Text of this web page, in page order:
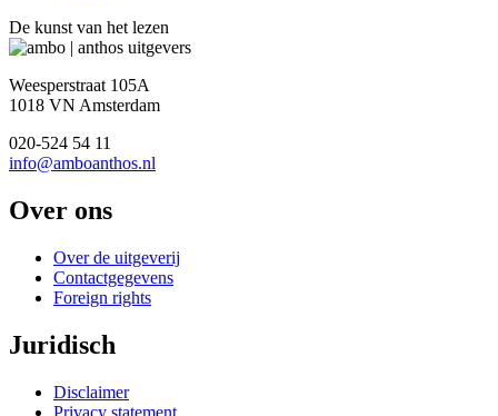
De kunst van het lezen
Weesperstraat 105A
1018 VN Amsterdam
020-524 54 11
info@amboanthos.nl
Over ons
Over de uitgeverij
Contactgegevens
Foreign rights
Juridisch
Disclaimer
Privacy statement